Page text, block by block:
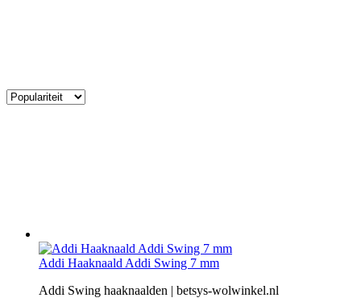
Addi Haaknaald Addi Swing 7 mm
Addi Swing haaknaalden | betsys-wolwinkel.nl